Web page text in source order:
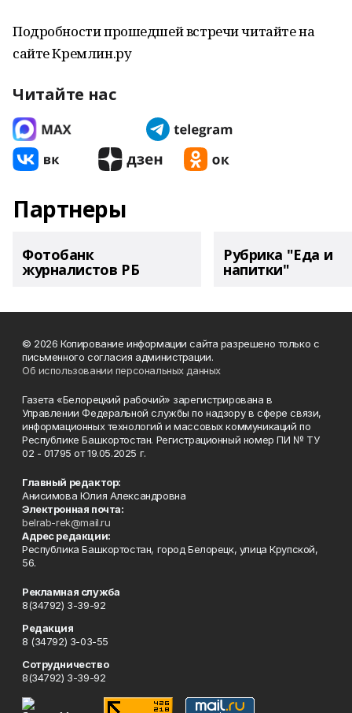
Подробности прошедшей встречи читайте на
сайте Кремлин.ру
Читайте нас
Партнеры
Фотобанк
журналистов РБ
Рубрика "Еда и
напитки"
© 2026 Копирование информации сайта разрешено только с
письменного согласия администрации.
Об использовании персональных данных
Газета «Белорецкий рабочий» зарегистрирована в
Управлении Федеральной службы по надзору в сфере связи,
информационных технологий и массовых коммуникаций по
Республике Башкортостан. Регистрационный номер ПИ № ТУ
02 - 01795 от 19.05.2025 г.
Главный редактор:
Анисимова Юлия Александровна
Электронная почта:
belrab-rek@mail.ru
Адрес редакции:
Республика Башкортостан, город Белорецк, улица Крупской,
56.
Рекламная служба
8(34792) 3-39-92
Редакция
8 (34792) 3-03-55
Сотрудничество
8(34792) 3-39-92